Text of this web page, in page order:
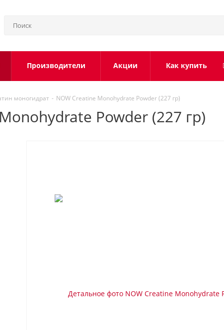
Производители Акции Как купить
моногидрат - NOW Creatine Monohydrate Powder (227 гр)
Powder (227 гр)